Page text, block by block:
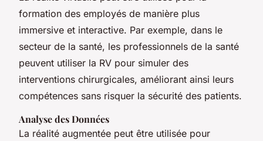
formation des employés de manière plus
immersive et interactive. Par exemple, dans le
secteur de la santé, les professionnels de la santé
peuvent utiliser la RV pour simuler des
interventions chirurgicales, améliorant ainsi leurs
compétences sans risquer la sécurité des patients.
Analyse des Données
La réalité augmentée peut être utilisée pour